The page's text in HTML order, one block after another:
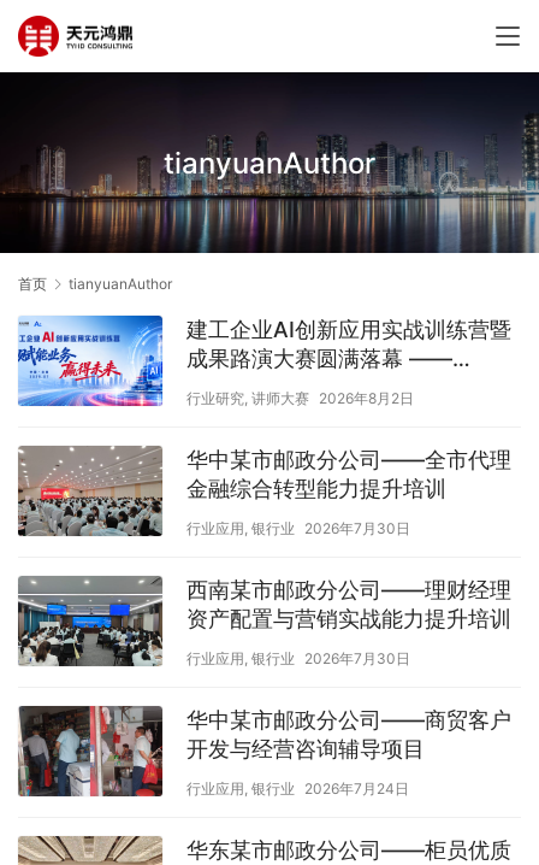
tianyuanAuthor
首页 tianyuanAuthor
建工企业AI创新应用实战训练营暨
成果路演大赛圆满落幕 ——
【AI+建工】 把”学以致用 “走通最
行业研究, 讲师大赛 2026年8月2日
华中某市邮政分公司——全市代理
金融综合转型能力提升培训
行业应用, 银行业 2026年7月30日
西南某市邮政分公司——理财经理
资产配置与营销实战能力提升培训
行业应用, 银行业 2026年7月30日
华中某市邮政分公司——商贸客户
开发与经营咨询辅导项目
行业应用, 银行业 2026年7月24日
华东某市邮政分公司——柜员优质